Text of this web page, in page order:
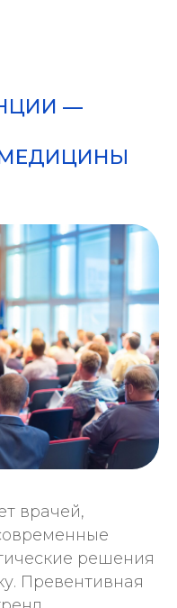
—
врачей,
решения
Превентивная